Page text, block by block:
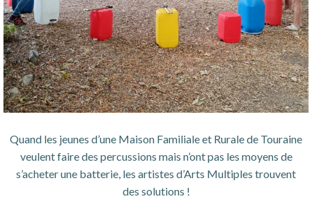
Quand les jeunes d’une Maison Familiale et Rurale de Touraine
veulent faire des percussions mais n’ont pas les moyens de
s’acheter une batterie, les artistes d’Arts Multiples trouvent
des solutions !